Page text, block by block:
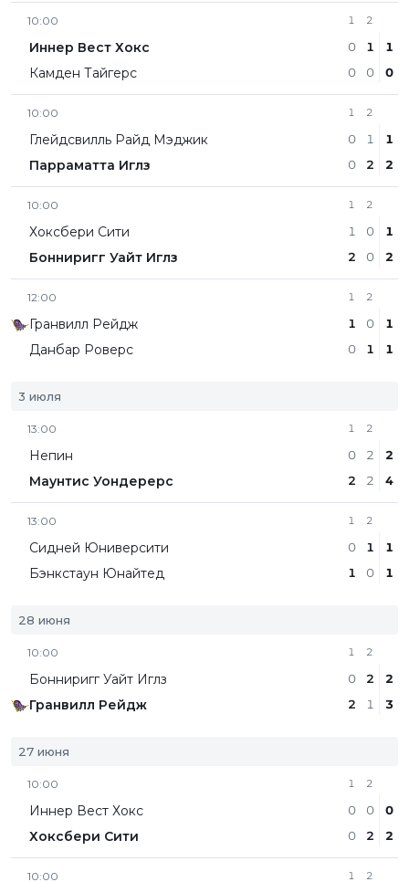
10:00
Иннер Вест Хокс
Камден Тайгерс
1
0
0
2
1
0
1
0
10:00
Глейдсвилль Райд Мэджик
Парраматта Иглз
1
0
0
2
1
2
1
2
10:00
Хоксбери Сити
Бонниригг Уайт Иглз
1
1
2
2
0
0
1
2
12:00
Гранвилл Рейдж
Данбар Роверс
1
1
0
2
0
1
1
1
3 июля
13:00
Непин
Маунтис Уондерерс
1
0
2
2
2
2
2
4
13:00
Сидней Юниверсити
Бэнкстаун Юнайтед
1
0
1
2
1
0
1
1
28 июня
10:00
Бонниригг Уайт Иглз
Гранвилл Рейдж
1
0
2
2
2
1
2
3
27 июня
10:00
Иннер Вест Хокс
Хоксбери Сити
1
0
0
2
0
2
0
2
10:00 1 2